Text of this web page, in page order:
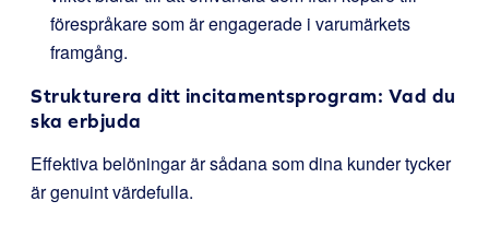
förespråkare som är engagerade i varumärkets
framgång.
Strukturera ditt incitamentsprogram: Vad du
ska erbjuda
Effektiva belöningar är sådana som dina kunder tycker
är genuint värdefulla.